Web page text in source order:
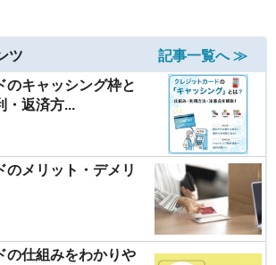
ツ
記事一覧へ ≫
のキャッシング枠と
・返済方...
のメリット・デメリ
の仕組みをわかりや